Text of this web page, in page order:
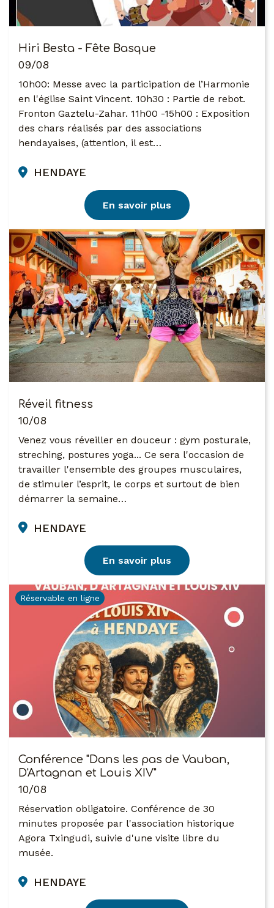
Hiri Besta - Fête Basque
09/08
10h00: Messe avec la participation de l’Harmonie
en l'église Saint Vincent. 10h30 : Partie de rebot.
Fronton Gaztelu-Zahar. 11h00 -15h00 : Exposition
des chars réalisés par des associations
hendayaises, (attention, il est…
HENDAYE
En savoir plus
Réveil fitness
10/08
Venez vous réveiller en douceur : gym posturale,
streching, postures yoga... Ce sera l'occasion de
travailler l'ensemble des groupes musculaires,
de stimuler l’esprit, le corps et surtout de bien
démarrer la semaine…
HENDAYE
En savoir plus
Réservable en ligne
Conférence "Dans les pas de Vauban,
D'Artagnan et Louis XIV"
10/08
Réservation obligatoire. Conférence de 30
minutes proposée par l'association historique
Agora Txingudi, suivie d'une visite libre du
musée.
HENDAYE